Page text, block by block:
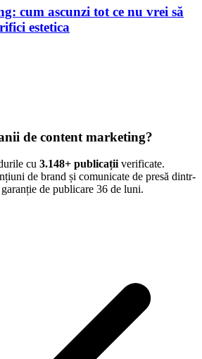
cum ascunzi tot ce nu vrei să
estetica
de content marketing?
cu 3.148+ publicații verificate.
de brand și comunicate de presă dintr-
de publicare 36 de luni.